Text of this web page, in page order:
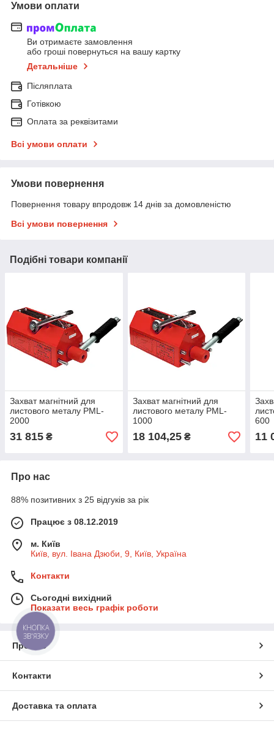
Умови оплати
Ви отримаєте замовлення
або гроші повернуться на вашу картку
Детальніше
Післяплата
Готівкою
Оплата за реквізитами
Всі умови оплати
Умови повернення
Повернення товару впродовж 14 днів за домовленістю
Всі умови повернення
Подібні товари компанії
Захват магнітний для
листового металу PML-
2000
31 815 ₴
Захват магнітний для
листового металу PML-
1000
18 104,25₴
600
11
Про нас
88% позитивних з 25 відгуків за рік
Працює з 08.12.2019
м. Київ
Київ, вул. Івана Дзюби, 9, Київ, Україна
Контакти
Сьогодні вихідний
Показати весь графік роботи
Про нас
Контакти
Доставка та оплата
КНОПКА
ЗВ'ЯЗКУ